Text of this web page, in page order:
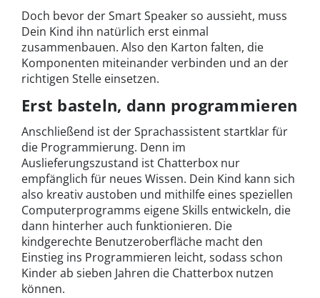
Doch bevor der Smart Speaker so aussieht, muss
Dein Kind ihn natürlich erst einmal
zusammenbauen. Also den Karton falten, die
Komponenten miteinander verbinden und an der
richtigen Stelle einsetzen.
Erst basteln, dann programmieren
Anschließend ist der Sprachassistent startklar für
die Programmierung. Denn im
Auslieferungszustand ist Chatterbox nur
empfänglich für neues Wissen. Dein Kind kann sich
also kreativ austoben und mithilfe eines speziellen
Computerprogramms eigene Skills entwickeln, die
dann hinterher auch funktionieren. Die
kindgerechte Benutzeroberfläche macht den
Einstieg ins Programmieren leicht, sodass schon
Kinder ab sieben Jahren die Chatterbox nutzen
können.